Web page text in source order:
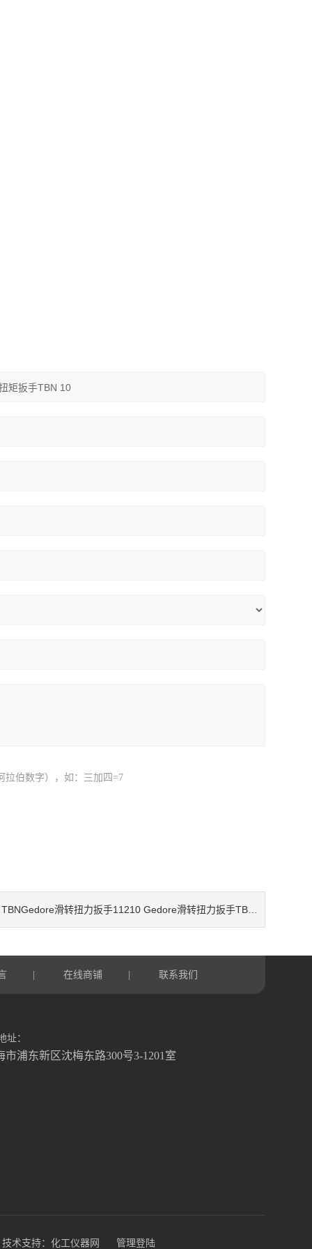
拉伯数字），如：三加四=7
TBNGedore滑转扭力扳手11210 Gedore滑转扭力扳手TBN 10 G 扭力扳手50000
在线商铺 联系我们
址：
市浦东新区沈梅东路300号3-1201室
技术支持： 化工仪器网 管理登陆